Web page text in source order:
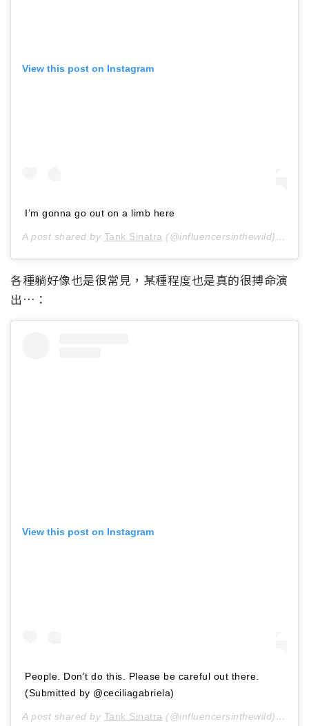
View this post on Instagram
I’m gonna go out on a limb here
A post shared by Tank Sinatra (@influencersinthewild) on
各種躺好像也是很常見，某種程度也是真的很搏命演
出…：
View this post on Instagram
People. Don’t do this. Please be careful out there.
(Submitted by @ceciliagabriela)
A post shared by Tank Sinatra (@influencersinthewild) on